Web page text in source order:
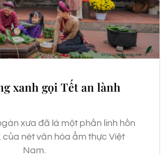
xanh gọi Tết an lành
xưa đã là một phần linh hồn
của nét văn hóa ẩm thực Việt
Nam.